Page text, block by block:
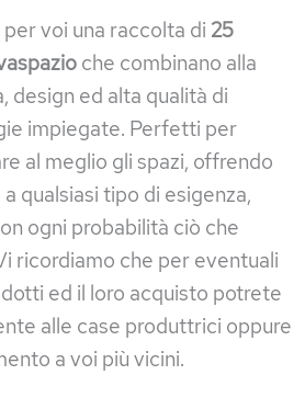
voi una raccolta di 25
che combinano alla
design ed alta qualità di
impiegate. Perfetti per
al meglio gli spazi, offrendo
qualsiasi tipo di esigenza,
ogni probabilità ciò che
ricordiamo che per eventuali
ed il loro acquisto potrete
alle case produttrici oppure
a voi più vicini.